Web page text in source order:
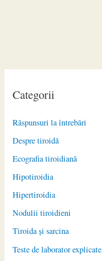
Categorii
Răspunsuri la întrebări
Despre tiroidă
Ecografia tiroidiană
Hipotiroidia
Hipertiroidia
Nodulii tiroidieni
Tiroida și sarcina
Teste de laborator explicate